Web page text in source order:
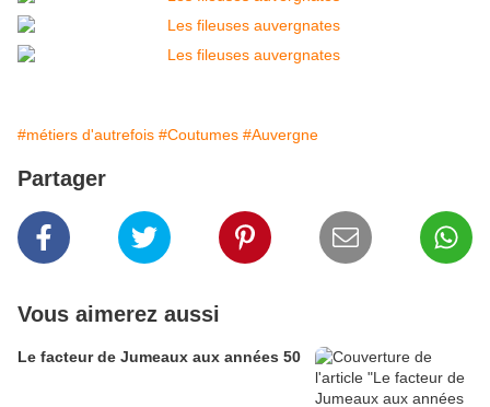
#métiers d'autrefois #Coutumes #Auvergne
Partager
Vous aimerez aussi
Le facteur de Jumeaux aux années 50